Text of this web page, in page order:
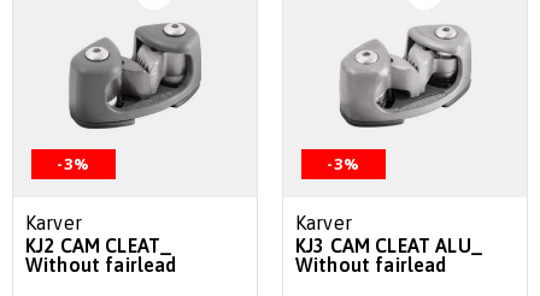
-3%
Karver
KJ2 CAM CLEAT_
Without fairlead
-3%
Karver
KJ3 CAM CLEAT ALU_
Without fairlead